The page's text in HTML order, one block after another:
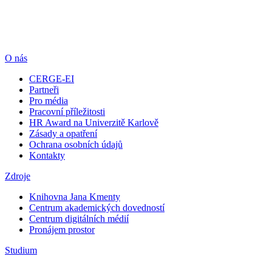
O nás
CERGE-EI
Partneři
Pro média
Pracovní příležitosti
HR Award na Univerzitě Karlově
Zásady a opatření
Ochrana osobních údajů
Kontakty
Zdroje
Knihovna Jana Kmenty
Centrum akademických dovedností
Centrum digitálních médií
Pronájem prostor
Studium